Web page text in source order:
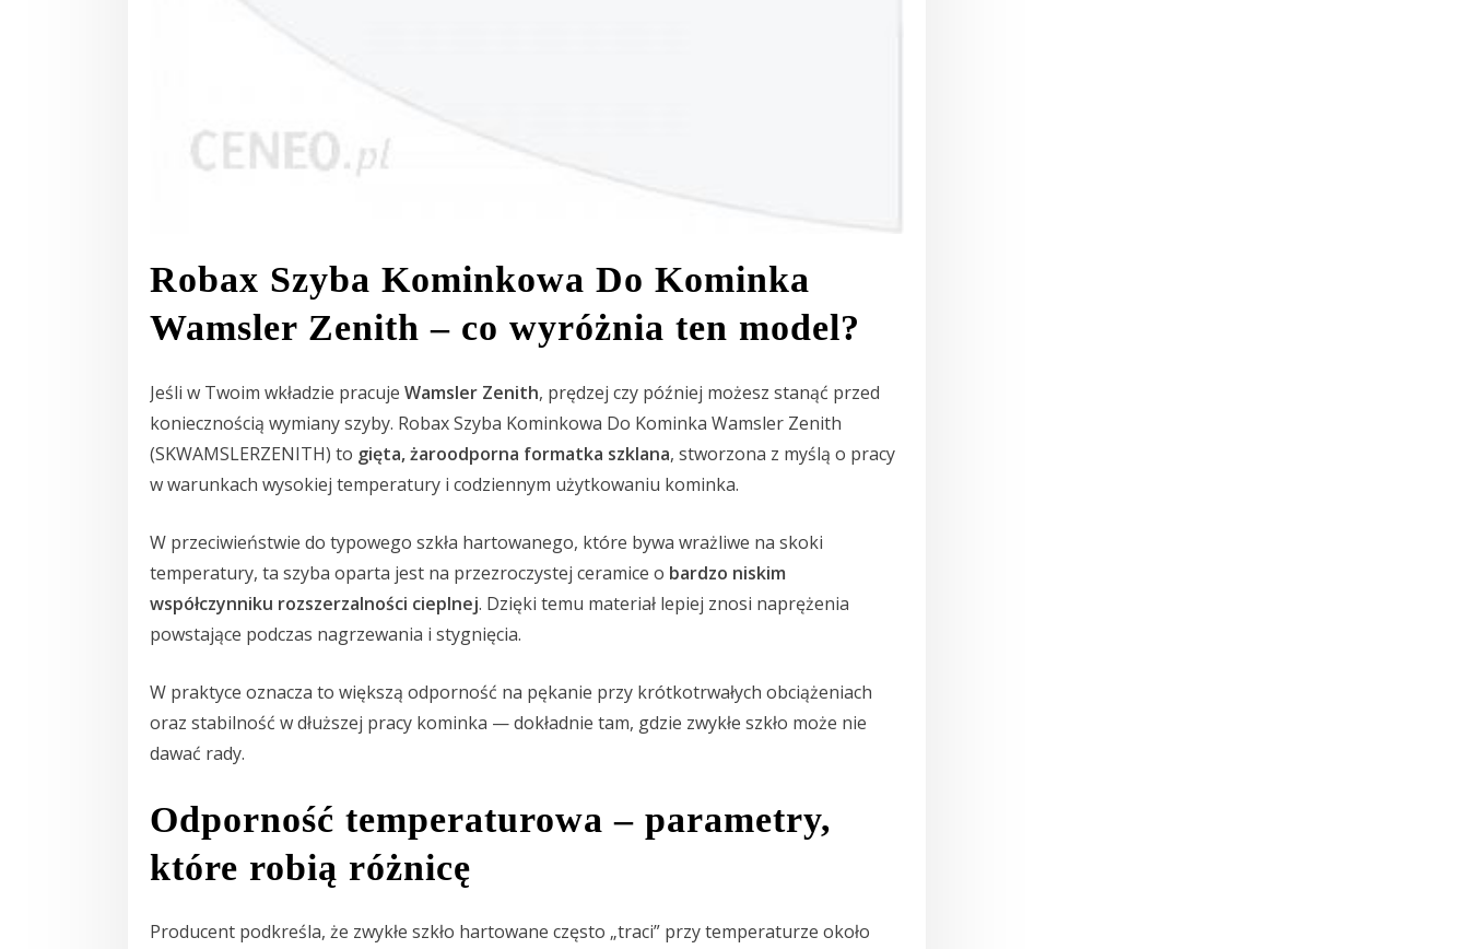
Robax Szyba Kominkowa Do Kominka
Wamsler Zenith – co wyróżnia ten model?
Jeśli w Twoim wkładzie pracuje Wamsler Zenith, prędzej czy później możesz stanąć przed
koniecznością wymiany szyby. Robax Szyba Kominkowa Do Kominka Wamsler Zenith
(SKWAMSLERZENITH) to gięta, żaroodporna formatka szklana, stworzona z myślą o pracy
w warunkach wysokiej temperatury i codziennym użytkowaniu kominka.
W przeciwieństwie do typowego szkła hartowanego, które bywa wrażliwe na skoki
temperatury, ta szyba oparta jest na przezroczystej ceramice o bardzo niskim
współczynniku rozszerzalności cieplnej. Dzięki temu materiał lepiej znosi naprężenia
powstające podczas nagrzewania i stygnięcia.
W praktyce oznacza to większą odporność na pękanie przy krótkotrwałych obciążeniach
oraz stabilność w dłuższej pracy kominka — dokładnie tam, gdzie zwykłe szkło może nie
dawać rady.
Odporność temperaturowa – parametry,
które robią różnicę
Producent podkreśla, że zwykłe szkło hartowane często „traci” przy temperaturze około